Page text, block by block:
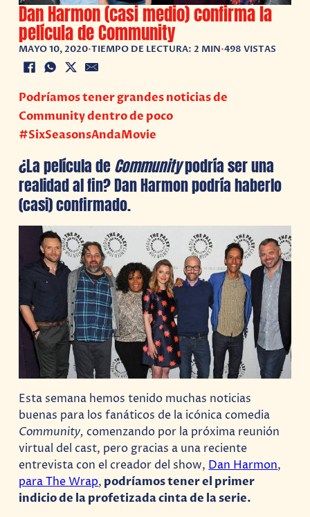
Dan Harmon (casi medio) confirma la
película de Community
MAYO 10, 2020•TIEMPO DE LECTURA: 2 MIN•498 VISTAS
Podríamos tener grandes noticias de
Community dentro de poco
#SixSeasonsAndaMovie
¿La película deCommunitypodría ser una
realidad al fin? Dan Harmon podría haberlo
(casi) confirmado.
Esta semana hemos tenido muchas noticias
buenas para los fanáticos de la icónica comedia
Community,comenzando por la próxima reunión
virtual del cast, pero gracias a una reciente
entrevista con el creador del show, Dan Harmon,
para The Wrap, podríamos tener el primer
indicio de la profetizada cinta de la serie.